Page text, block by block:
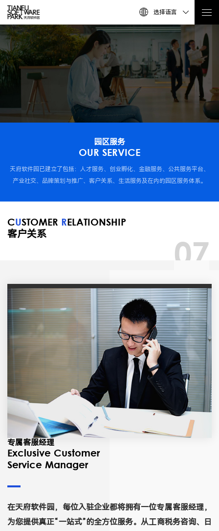
选择语言
园区服务
OUR SERVICE
天府软件园已建立了包括：人才服务、创业孵化、金融服务、公共服务平台、
产业社交、品牌策划与推广、客户关系、生活服务及在内的园区服务体系。
07
CUSTOMER RELATIONSHIP
客户关系
专属客服经理
Exclusive Customer
Service Manager
在天府软件园，每位入驻企业都将拥有一位专属客服经理，
为您提供真正“一站式”的全方位服务。从工商税务咨询、日